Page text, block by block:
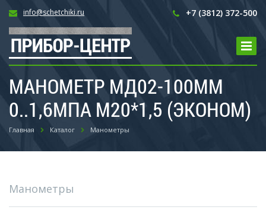
+7 (3812) 372-500
info@schetchiki.ru
МАНОМЕТР МД02-100ММ
0..1,6МПА М20*1,5 (ЭКОНОМ)
Главная Каталог Манометры
Манометры